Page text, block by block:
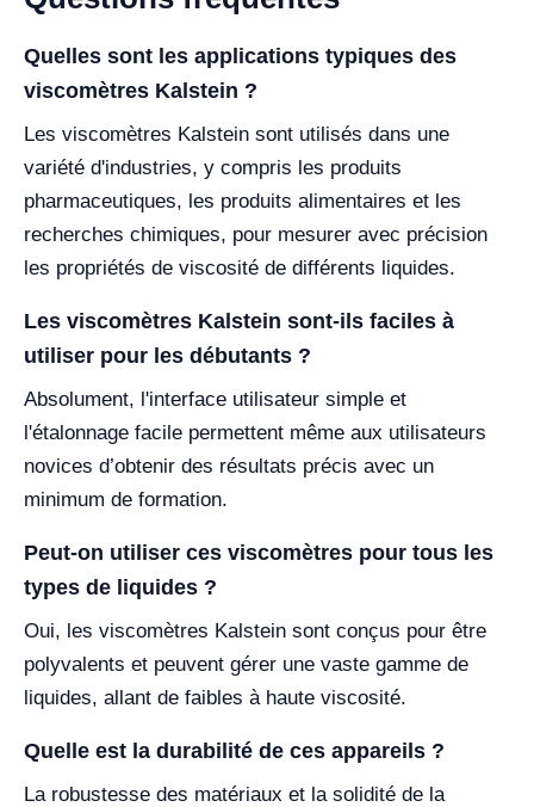
Quelles sont les applications typiques des
viscomètres Kalstein ?
Les viscomètres Kalstein sont utilisés dans une
variété d'industries, y compris les produits
pharmaceutiques, les produits alimentaires et les
recherches chimiques, pour mesurer avec précision
les propriétés de viscosité de différents liquides.
Les viscomètres Kalstein sont-ils faciles à
utiliser pour les débutants ?
Absolument, l'interface utilisateur simple et
l'étalonnage facile permettent même aux utilisateurs
novices d’obtenir des résultats précis avec un
minimum de formation.
Peut-on utiliser ces viscomètres pour tous les
types de liquides ?
Oui, les viscomètres Kalstein sont conçus pour être
polyvalents et peuvent gérer une vaste gamme de
liquides, allant de faibles à haute viscosité.
Quelle est la durabilité de ces appareils ?
La robustesse des matériaux et la solidité de la